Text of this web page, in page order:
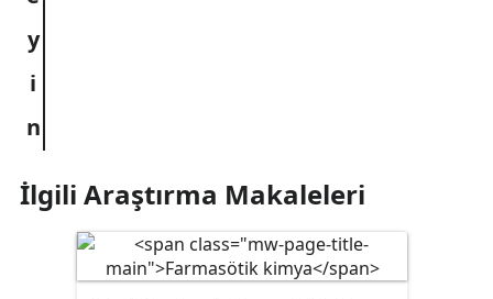
İlgili Araştırma Makaleleri